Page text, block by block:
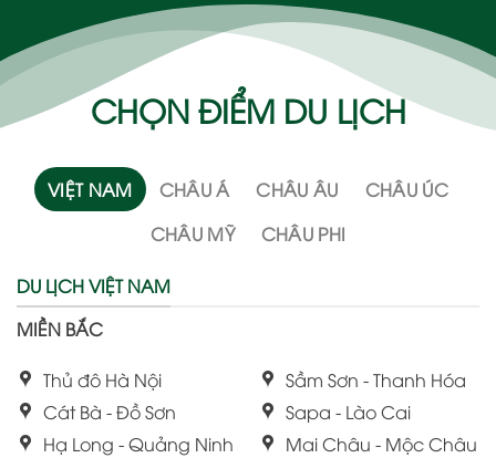
CHỌN ĐIỂM DU LỊCH
VIỆT NAM CHÂU Á CHÂU ÂU
CHÂU ÚC
CHÂU MỸ
CHÂU PHI
DU LỊCH VIỆT NAM
MIỀN BẮC
Thủ đô Hà Nội
Cát Bà - Đồ Sơn
Hạ Long - Quảng Ninh
Sầm Sơn - Thanh Hóa
Sapa - Lào Cai
Mai Châu - Mộc Châu